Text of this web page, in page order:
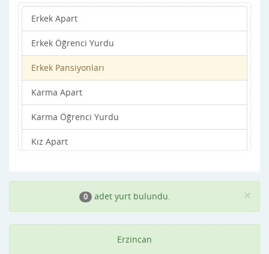
Erkek Apart
Erkek Öğrenci Yurdu
Erkek Pansiyonları
Karma Apart
Karma Öğrenci Yurdu
Kız Apart
Kız Pansiyonları ×
0 adet yurt bulundu.
Erzincan